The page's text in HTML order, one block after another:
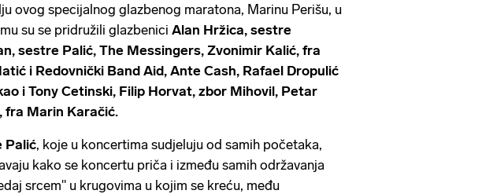
ovog specijalnog glazbenog maratona, Marinu Perišu, u
su se pridružili glazbenici Alan Hržica, sestre
sestre Palić, The Messingers, Zvonimir Kalić, fra
i Redovnički Band Aid, Ante Cash, Rafael Dropulić
i Tony Cetinski, Filip Horvat, zbor Mihovil, Petar
fra Marin Karačić.
Palić, koje u koncertima sudjeluju od samih početaka,
kako se koncertu priča i između samih održavanja
srcem'' u krugovima u kojim se kreću, među